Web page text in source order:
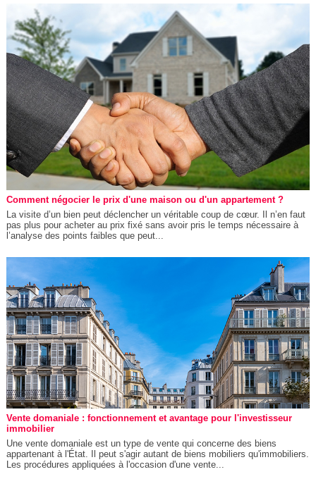
Comment négocier le prix d'une maison ou d'un appartement ?
La visite d’un bien peut déclencher un véritable coup de cœur. Il n’en faut
pas plus pour acheter au prix fixé sans avoir pris le temps nécessaire à
l’analyse des points faibles que peut...
Vente domaniale : fonctionnement et avantage pour l'investisseur
immobilier
Une vente domaniale est un type de vente qui concerne des biens
appartenant à l'État. Il peut s'agir autant de biens mobiliers qu'immobiliers.
Les procédures appliquées à l'occasion d'une vente...